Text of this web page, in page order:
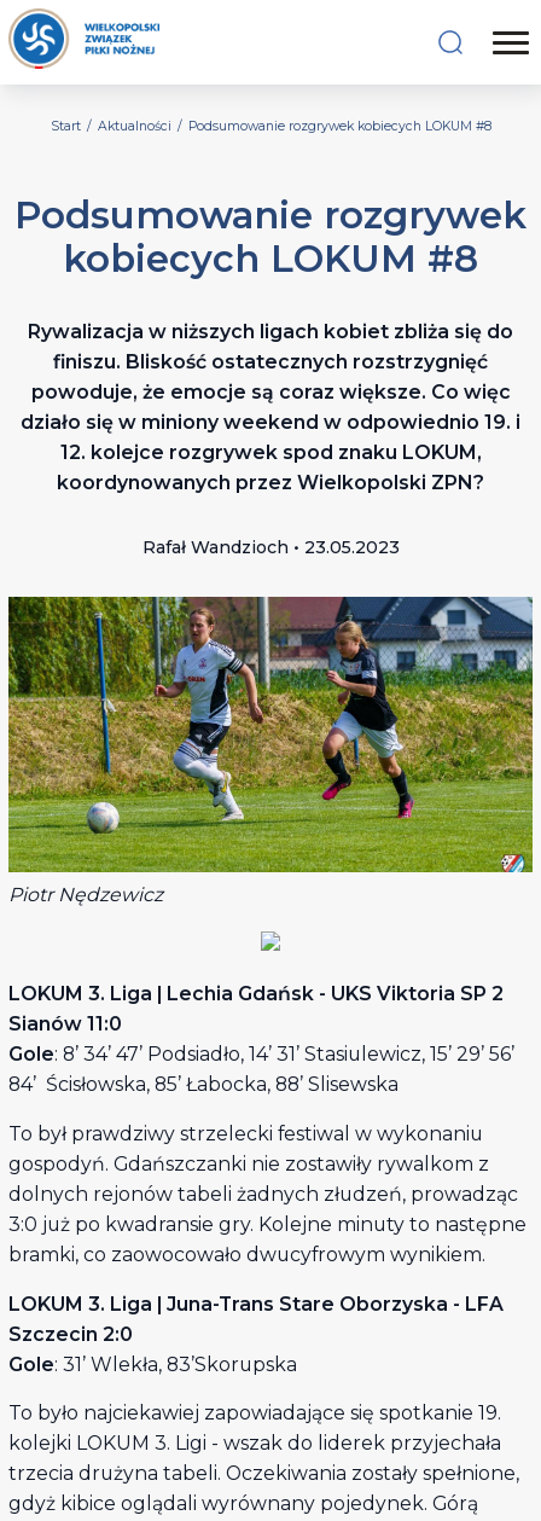
Start / Aktualności / Podsumowanie rozgrywek kobiecych LOKUM #8
Podsumowanie rozgrywek
kobiecych LOKUM #8
Rywalizacja w niższych ligach kobiet zbliża się do
finiszu. Bliskość ostatecznych rozstrzygnięć
powoduje, że emocje są coraz większe. Co więc
działo się w miniony weekend w odpowiednio 19. i
12. kolejce rozgrywek spod znaku LOKUM,
koordynowanych przez Wielkopolski ZPN?
Rafał Wandzioch • 23.05.2023
Piotr Nędzewicz
LOKUM 3. Liga | Lechia Gdańsk - UKS Viktoria SP 2
Sianów 11:0
Gole: 8’ 34’ 47’ Podsiadło, 14’ 31’ Stasiulewicz, 15’ 29’ 56’
84’ Ścisłowska, 85’ Łabocka, 88’ Slisewska
To był prawdziwy strzelecki festiwal w wykonaniu
gospodyń. Gdańszczanki nie zostawiły rywalkom z
dolnych rejonów tabeli żadnych złudzeń, prowadząc
3:0 już po kwadransie gry. Kolejne minuty to następne
bramki, co zaowocowało dwucyfrowym wynikiem.
LOKUM 3. Liga | Juna-Trans Stare Oborzyska - LFA
Szczecin 2:0
Gole: 31’ Wlekła, 83’Skorupska
To było najciekawiej zapowiadające się spotkanie 19.
kolejki LOKUM 3. Ligi - wszak do liderek przyjechała
trzecia drużyna tabeli. Oczekiwania zostały spełnione,
gdyż kibice oglądali wyrównany pojedynek. Górą